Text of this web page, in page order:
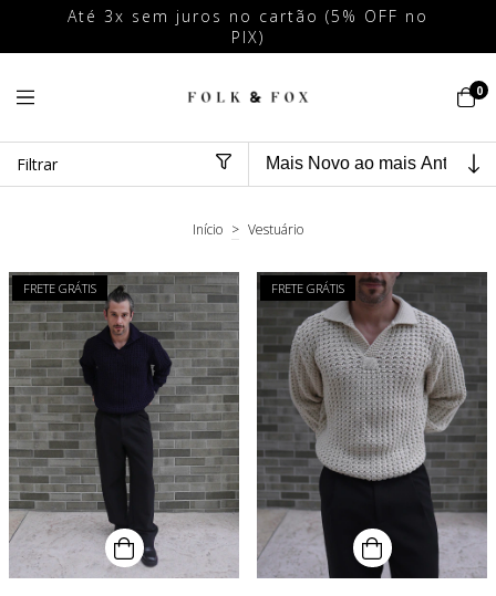
Até 3x sem juros no cartão (5% OFF no
PIX)
0
Filtrar
Início > Vestuário
FRETE GRÁTIS FRETE GRÁTIS